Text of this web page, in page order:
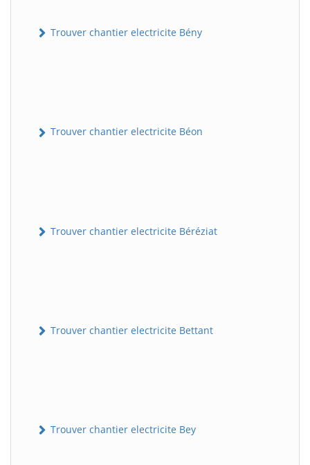
Trouver chantier electricite Bény
Trouver chantier electricite Béon
Trouver chantier electricite Béréziat
Trouver chantier electricite Bettant
Trouver chantier electricite Bey